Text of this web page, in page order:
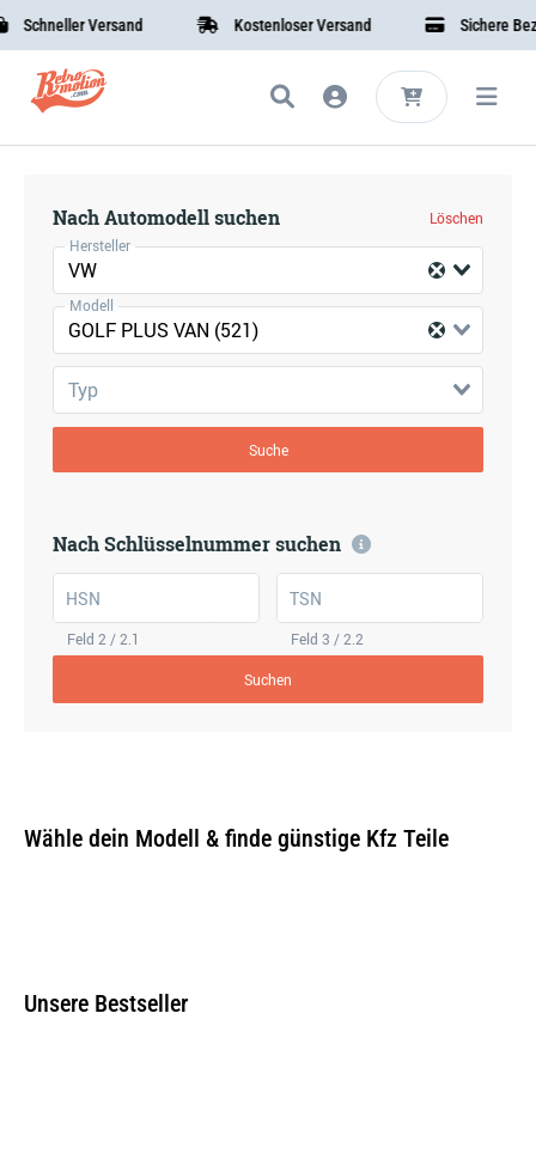
Schneller Versand Kostenloser Versand Sichere
Nach Automodell suchen
Löschen
Hersteller
VW
Modell
GOLF PLUS VAN (521)
Typ
Suche
Nach Schlüsselnummer suchen
HSN
Feld 2 / 2.1
TSN
Feld 3 / 2.2
Suchen
Wähle dein Modell & finde günstige Kfz Teile
Unsere Bestseller